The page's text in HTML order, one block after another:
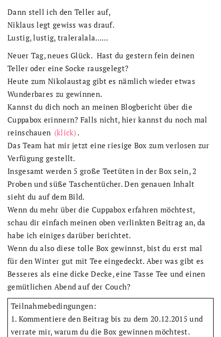
Dann stell ich den Teller auf,
Niklaus legt gewiss was drauf.
Lustig, lustig, traleralala……
Neuer Tag, neues Glück. Hast du gestern fein deinen
Teller oder eine Socke rausgelegt?
Heute zum Nikolaustag gibt es nämlich wieder etwas
Wunderbares zu gewinnen.
Kannst du dich noch an meinen Blogbericht über die
Cuppabox erinnern? Falls nicht, hier kannst du noch mal
reinschauen (klick) .
Das Team hat mir jetzt eine riesige Box zum verlosen zur
Verfügung gestellt.
Insgesamt werden 5 große Teetüten in der Box sein, 2
Proben und süße Taschentücher. Den genauen Inhalt
sieht du auf dem Bild.
Wenn du mehr über die Cuppabox erfahren möchtest,
schau dir einfach meinen oben verlinkten Beitrag an, da
habe ich einiges darüber berichtet.
Wenn du also diese tolle Box gewinnst, bist du erst mal
für den Winter gut mit Tee eingedeckt. Aber was gibt es
Besseres als eine dicke Decke, eine Tasse Tee und einen
gemütlichen Abend auf der Couch?
Teilnahmebedingungen:
1. Kommentiere den Beitrag bis zu dem 20.12.2015 und
verrate mir, warum du die Box gewinnen möchtest.